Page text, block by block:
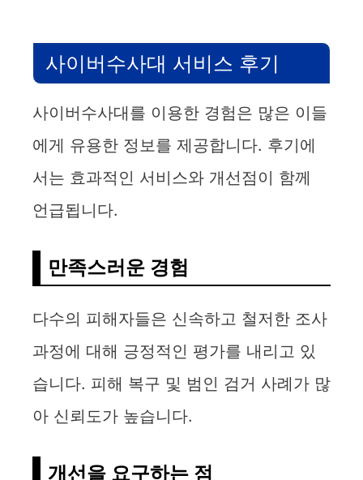
사이버수사대 서비스 후기
사이버수사대를 이용한 경험은 많은 이들
에게 유용한 정보를 제공합니다. 후기에
서는 효과적인 서비스와 개선점이 함께
언급됩니다.
만족스러운 경험
다수의 피해자들은 신속하고 철저한 조사
과정에 대해 긍정적인 평가를 내리고 있
습니다. 피해 복구 및 범인 검거 사례가 많
아 신뢰도가 높습니다.
개선을 요구하는 점